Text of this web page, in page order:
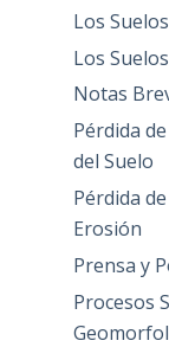
Los
Los
Notas
Pérdida
del Suelo
Pérdida
Erosión
Prensa y
Procesos